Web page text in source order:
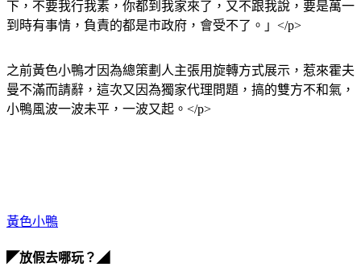
下，不要我行我素，你都到我家來了，又不跟我說，要是萬一
到時有事情，負責的都是市政府，會受不了。」</p>
之前黃色小鴨才因為總策劃人主張用旋轉方式展示，惹來霍夫
曼不滿而請辭，這次又因為獨家代理問題，搞的雙方不和氣，
小鴨風波一波未平，一波又起。</p>
黃色小鴨
◤放假去哪玩？◢